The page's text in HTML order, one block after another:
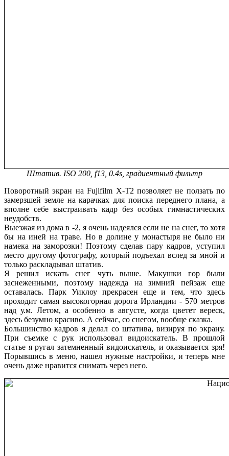
Штатив. ISO 200, f13, 0.4s, градиентный фильтр
Поворотный экран на Fujifilm X-T2 позволяет не ползать по
замерзшей земле на карачках для поиска переднего плана, а
вполне себе выстраивать кадр без особых гимнастических
неудобств.
Выезжая из дома в -2, я очень надеялся если не на снег, то хотя
бы на иней на траве. Но в долине у монастыря не было ни
намека на заморозки! Поэтому сделав пару кадров, уступил
место другому фотографу, который подъехал вслед за мной и
только раскладывал штатив.
Я решил искать снег чуть выше. Макушки гор были
заснеженными, поэтому надежда на зимний пейзаж еще
оставалась. Парк Уиклоу прекрасен еще и тем, что здесь
проходит самая высокогорная дорога Ирландии - 570 метров
над у.м. Летом, а особенно в августе, когда цветет вереск,
здесь безумно красиво. А сейчас, со снегом, вообще сказка.
Большинство кадров я делал со штатива, визируя по экрану.
При съемке с рук использовал видоискатель. В прошлой
статье я ругал затемненный видоискатель, и оказывается зря!
Порывшись в меню, нашел нужные настройки, и теперь мне
очень даже нравится снимать через него.